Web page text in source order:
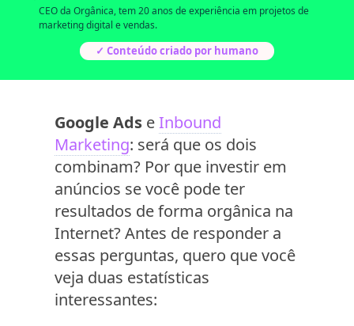
CEO da Orgânica, tem 20 anos de experiência em projetos de
marketing digital e vendas.
✓ Conteúdo criado por humano
Google Ads eInbound
Marketing: será que os dois
combinam? Por que investir em
anúncios se você pode ter
resultados de forma orgânica na
Internet? Antes de responder a
essas perguntas, quero que você
veja duas estatísticas
interessantes: